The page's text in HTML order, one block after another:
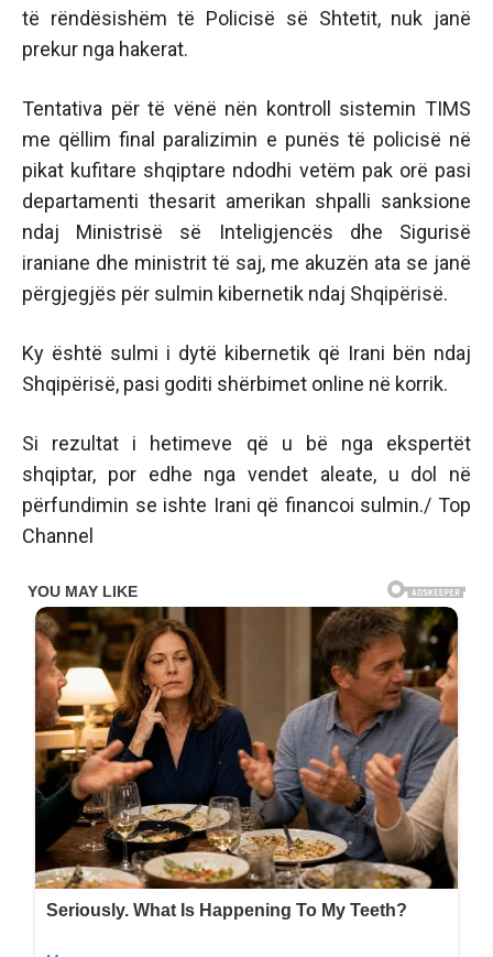
të rëndësishëm të Policisë së Shtetit, nuk janë
prekur nga hakerat.
Tentativa për të vënë nën kontroll sistemin TIMS
me qëllim final paralizimin e punës të policisë në
pikat kufitare shqiptare ndodhi vetëm pak orë pasi
departamenti thesarit amerikan shpalli sanksione
ndaj Ministrisë së Inteligjencës dhe Sigurisë
iraniane dhe ministrit të saj, me akuzën ata se janë
përgjegjës për sulmin kibernetik ndaj Shqipërisë.
Ky është sulmi i dytë kibernetik që Irani bën ndaj
Shqipërisë, pasi goditi shërbimet online në korrik.
Si rezultat i hetimeve që u bë nga ekspertët
shqiptar, por edhe nga vendet aleate, u dol në
përfundimin se ishte Irani që financoi sulmin./ Top
Channel